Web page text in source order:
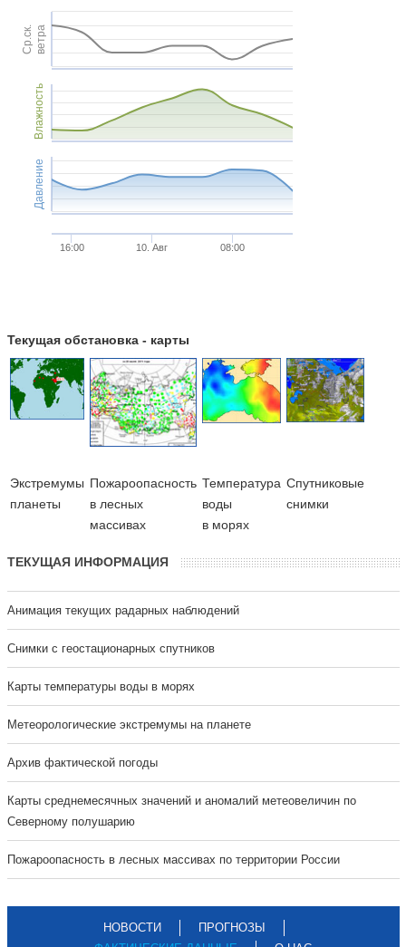
Ср.ск.ветра
Влажность
Давление
16:00 10. Авг 08:00
Текущая обстановка - карты
Экстремумы
планеты
Пожароопасность
в лесных
массивах
Температура
воды
в морях
Cпутниковые
снимки
ТЕКУЩАЯ ИНФОРМАЦИЯ
Анимация текущих радарных наблюдений
Cнимки с геостационарных спутников
Карты температуры воды в морях
Метеорологические экстремумы на планете
Архив фактической погоды
Карты среднемесячных значений и аномалий метеовеличин по
Северному полушарию
Пожароопасность в лесных массивах по территории России
НОВОСТИ
ПРОГНОЗЫ